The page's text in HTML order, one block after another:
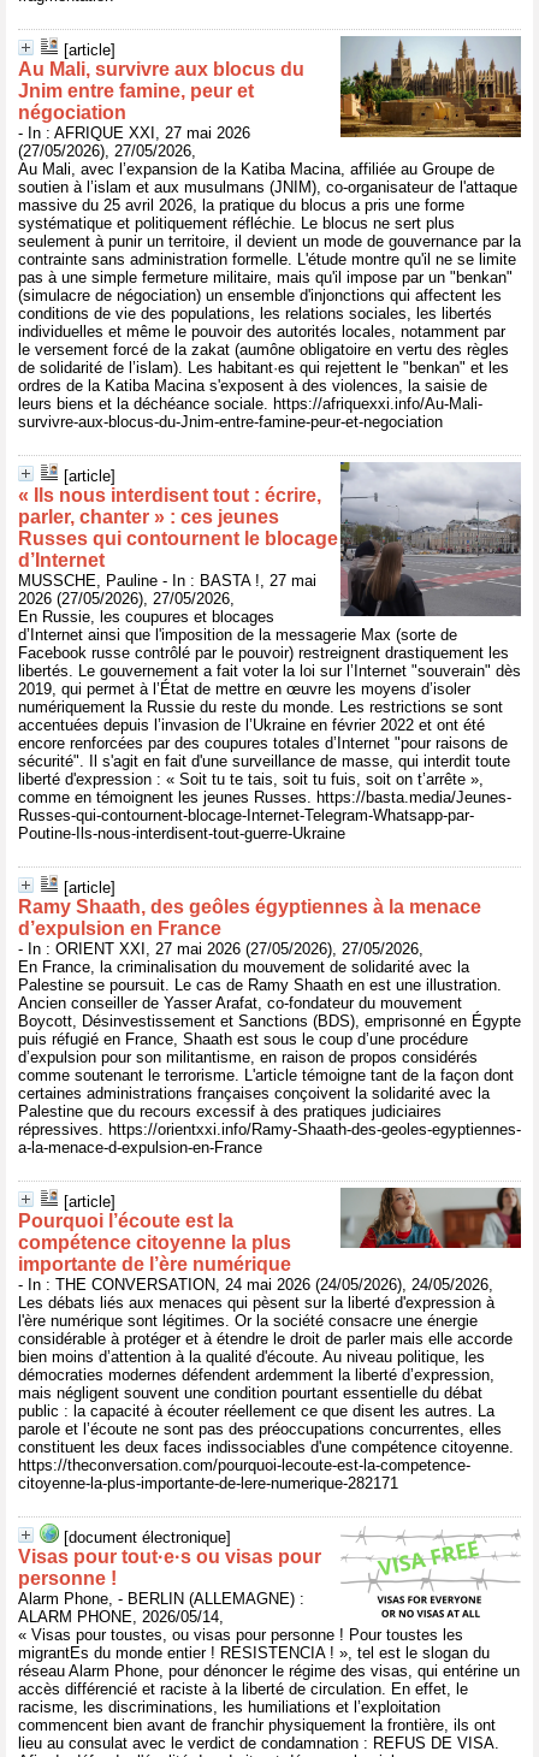
[article]
Au Mali, survivre aux blocus du
Jnim entre famine, peur et
négociation
- In : AFRIQUE XXI, 27 mai 2026
(27/05/2026), 27/05/2026,
Au Mali, avec l’expansion de la Katiba Macina, affiliée au Groupe de
soutien à l’islam et aux musulmans (JNIM), co-organisateur de l'attaque
massive du 25 avril 2026, la pratique du blocus a pris une forme
systématique et politiquement réfléchie. Le blocus ne sert plus
seulement à punir un territoire, il devient un mode de gouvernance par la
contrainte sans administration formelle. L'étude montre qu'il ne se limite
pas à une simple fermeture militaire, mais qu'il impose par un "benkan"
(simulacre de négociation) un ensemble d'injonctions qui affectent les
conditions de vie des populations, les relations sociales, les libertés
individuelles et même le pouvoir des autorités locales, notamment par
le versement forcé de la zakat (aumône obligatoire en vertu des règles
de solidarité de l’islam). Les habitant·es qui rejettent le "benkan" et les
ordres de la Katiba Macina s'exposent à des violences, la saisie de
leurs biens et la déchéance sociale. https://afriquexxi.info/Au-Mali-
survivre-aux-blocus-du-Jnim-entre-famine-peur-et-negociation
[article]
« Ils nous interdisent tout : écrire,
parler, chanter » : ces jeunes
Russes qui contournent le blocage
d’Internet
MUSSCHE, Pauline - In : BASTA !, 27 mai
2026 (27/05/2026), 27/05/2026,
En Russie, les coupures et blocages
d’Internet ainsi que l'imposition de la messagerie Max (sorte de
Facebook russe contrôlé par le pouvoir) restreignent drastiquement les
libertés. Le gouvernement a fait voter la loi sur l’Internet "souverain" dès
2019, qui permet à l’État de mettre en œuvre les moyens d’isoler
numériquement la Russie du reste du monde. Les restrictions se sont
accentuées depuis l’invasion de l’Ukraine en février 2022 et ont été
encore renforcées par des coupures totales d’Internet "pour raisons de
sécurité". Il s'agit en fait d'une surveillance de masse, qui interdit toute
liberté d'expression : « Soit tu te tais, soit tu fuis, soit on t’arrête »,
comme en témoignent les jeunes Russes. https://basta.media/Jeunes-
Russes-qui-contournent-blocage-Internet-Telegram-Whatsapp-par-
Poutine-Ils-nous-interdisent-tout-guerre-Ukraine
[article]
Ramy Shaath, des geôles égyptiennes à la menace
d’expulsion en France
- In : ORIENT XXI, 27 mai 2026 (27/05/2026), 27/05/2026,
En France, la criminalisation du mouvement de solidarité avec la
Palestine se poursuit. Le cas de Ramy Shaath en est une illustration.
Ancien conseiller de Yasser Arafat, co-fondateur du mouvement
Boycott, Désinvestissement et Sanctions (BDS), emprisonné en Égypte
puis réfugié en France, Shaath est sous le coup d’une procédure
d’expulsion pour son militantisme, en raison de propos considérés
comme soutenant le terrorisme. L'article témoigne tant de la façon dont
certaines administrations françaises conçoivent la solidarité avec la
Palestine que du recours excessif à des pratiques judiciaires
répressives. https://orientxxi.info/Ramy-Shaath-des-geoles-egyptiennes-
a-la-menace-d-expulsion-en-France
[article]
Pourquoi l’écoute est la
compétence citoyenne la plus
importante de l’ère numérique
- In : THE CONVERSATION, 24 mai 2026 (24/05/2026), 24/05/2026,
Les débats liés aux menaces qui pèsent sur la liberté d'expression à
l'ère numérique sont légitimes. Or la société consacre une énergie
considérable à protéger et à étendre le droit de parler mais elle accorde
bien moins d’attention à la qualité d'écoute. Au niveau politique, les
démocraties modernes défendent ardemment la liberté d’expression,
mais négligent souvent une condition pourtant essentielle du débat
public : la capacité à écouter réellement ce que disent les autres. La
parole et l’écoute ne sont pas des préoccupations concurrentes, elles
constituent les deux faces indissociables d'une compétence citoyenne.
https://theconversation.com/pourquoi-lecoute-est-la-competence-
citoyenne-la-plus-importante-de-lere-numerique-282171
[document électronique]
Visas pour tout·e·s ou visas pour
personne !
Alarm Phone, - BERLIN (ALLEMAGNE) :
ALARM PHONE, 2026/05/14,
« Visas pour toustes, ou visas pour personne ! Pour toustes les
migrantEs du monde entier ! RESISTENCIA ! », tel est le slogan du
réseau Alarm Phone, pour dénoncer le régime des visas, qui entérine un
accès différencié et raciste à la liberté de circulation. En effet, le
racisme, les discriminations, les humiliations et l’exploitation
commencent bien avant de franchir physiquement la frontière, ils ont
lieu au consulat avec le verdict de condamnation : REFUS DE VISA.